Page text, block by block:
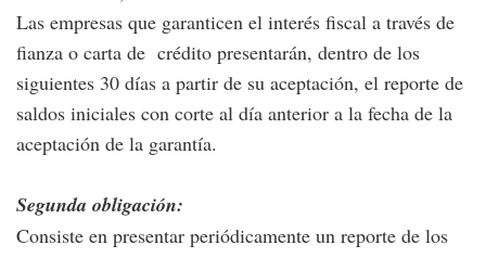
Las empresas que garanticen el interés fiscal a través de
fianza o carta de crédito presentarán, dentro de los
siguientes 30 días a partir de su aceptación, el reporte de
saldos iniciales con corte al día anterior a la fecha de la
aceptación de la garantía.
Segunda obligación:
Consiste en presentar periódicamente un reporte de los